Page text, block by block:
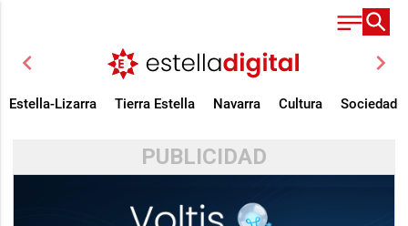
chevron_left chevron_right
Estella-Lizarra Tierra Estella Navarra Cultura Sociedad
PUBLICIDAD